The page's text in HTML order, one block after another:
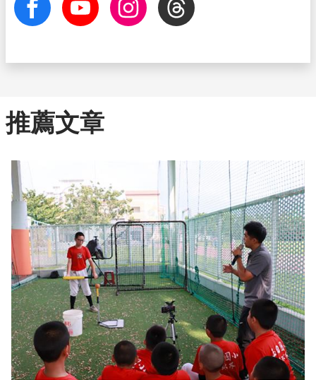
facebook Youtube InstagramThreads
推薦文章